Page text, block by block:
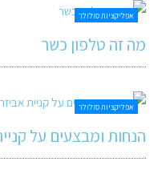
אפליקציות סולולר
מה זה טלפון כשר
אפליקציות סולולר
הנחות ומבצעים על